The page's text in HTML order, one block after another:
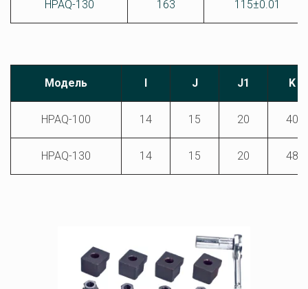
HPAQ-130 163 115±0.01
Модель I J J1 K
HPAQ-100 14 15 20 40
HPAQ-130 14 15 20 48